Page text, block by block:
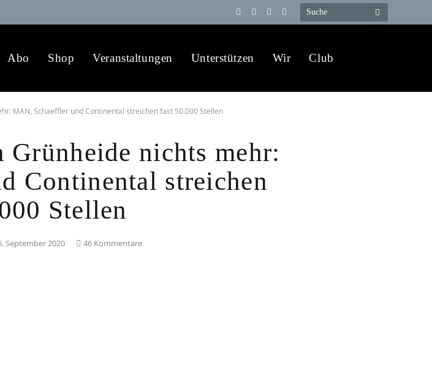
Telegram
YouTube
X
WhatsApp
Abo Shop Veranstaltungen Unterstützen Wir Club
MAN, Schaeffler und Continental streichen fast 50.000 Stellen
nichts mehr:
Continental streichen
Stellen
September 2020 46 Kommentare